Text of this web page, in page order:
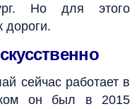
Но для этого
дороги.
сейчас работает в
он был в 2015